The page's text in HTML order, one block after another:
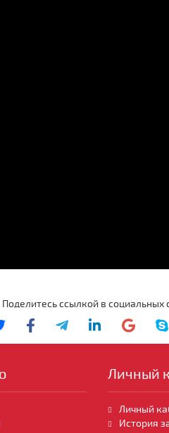
Поделитесь ссылкой в социальных
Личный
Личный
История